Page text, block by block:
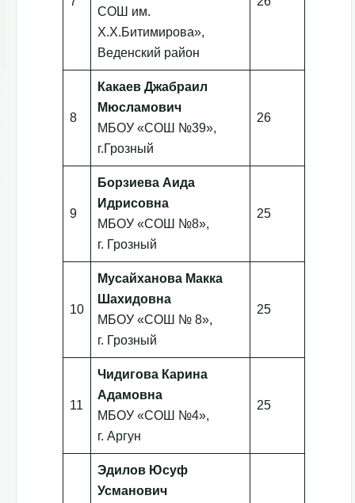
СОШ им.
Х.Х.Битимирова»,
Веденский район
8
Какаев Джабраил
Мюсламович
МБОУ «СОШ №39»,
г.Грозный
26
9
Борзиева Аида
Идрисовна
МБОУ «СОШ №8»,
г. Грозный
25
10
Мусайханова Макка
Шахидовна
МБОУ «СОШ № 8»,
г. Грозный
25
11
Чидигова Карина
Адамовна
МБОУ «СОШ №4»,
г. Аргун
25
Эдилов Юсуф
Усманович